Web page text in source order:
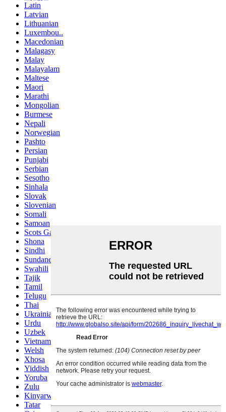
Latin
Latvian
Lithuanian
Luxembou..
Macedonian
Malagasy
Malay
Malayalam
Maltese
Maori
Marathi
Mongolian
Burmese
Nepali
Norwegian
Pashto
Persian
Punjabi
Serbian
Sesotho
Sinhala
Slovak
Slovenian
Somali
Samoan
Scots Gaelic
Shona
Sindhi
Sundanese
Swahili
Tajik
Tamil
Telugu
Thai
Ukrainian
Urdu
Uzbek
Vietnamese
Welsh
Xhosa
Yiddish
Yoruba
Zulu
Kinyarwanda
Tatar